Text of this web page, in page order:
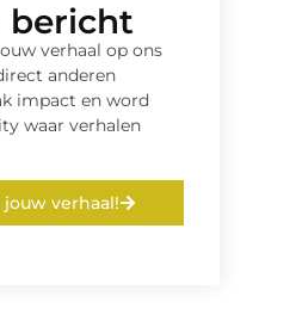
bericht
verhaal op ons
anderen
impact en word
waar verhalen
verhaal!